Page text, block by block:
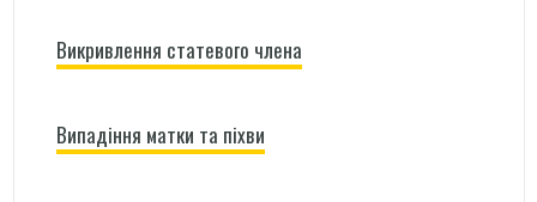
Викривлення статевого члена
Випадіння матки та піхви